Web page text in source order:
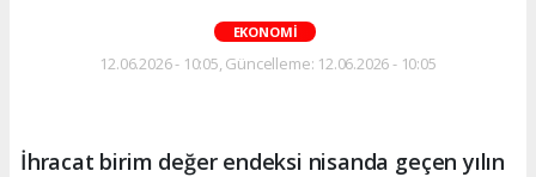
EKONOMİ
12.06.2026 - 10:05, Güncelleme: 12.06.2026 - 10:05
İhracat birim değer endeksi nisanda geçen yılın